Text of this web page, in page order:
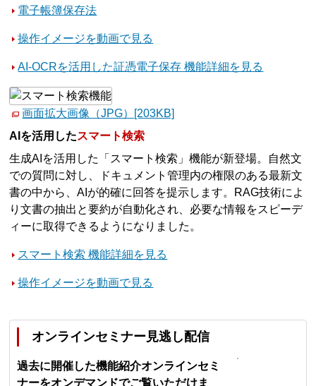
電子帳簿保存法
操作イメージを動画で見る
AI-OCRを活用した証憑電子保存 機能詳細を見る
画面拡大画像（JPG）[203KB]
AIを活用したスマート検索
生成AIを活用した「スマート検索」機能が新登場。自然文
での質問に対し、ドキュメント管理内の権限のある最新文
書の中から、AIが的確に回答を提示します。RAG技術によ
り文書の抽出と要約が自動化され、必要な情報をスピーデ
ィーに取得できるようになりました。
スマート検索 機能詳細を見る
操作イメージを動画で見る
オンラインセミナー見逃し配信
過去に開催した機能紹介オンラインセミ
ナーをオンデマンドでご覧いただけま